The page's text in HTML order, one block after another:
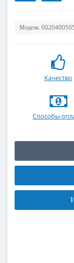
Модель:
Качество
Способы